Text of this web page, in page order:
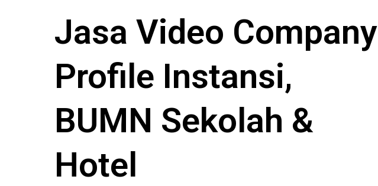
Jasa Video Company
Profile Instansi,
BUMN Sekolah &
Hotel